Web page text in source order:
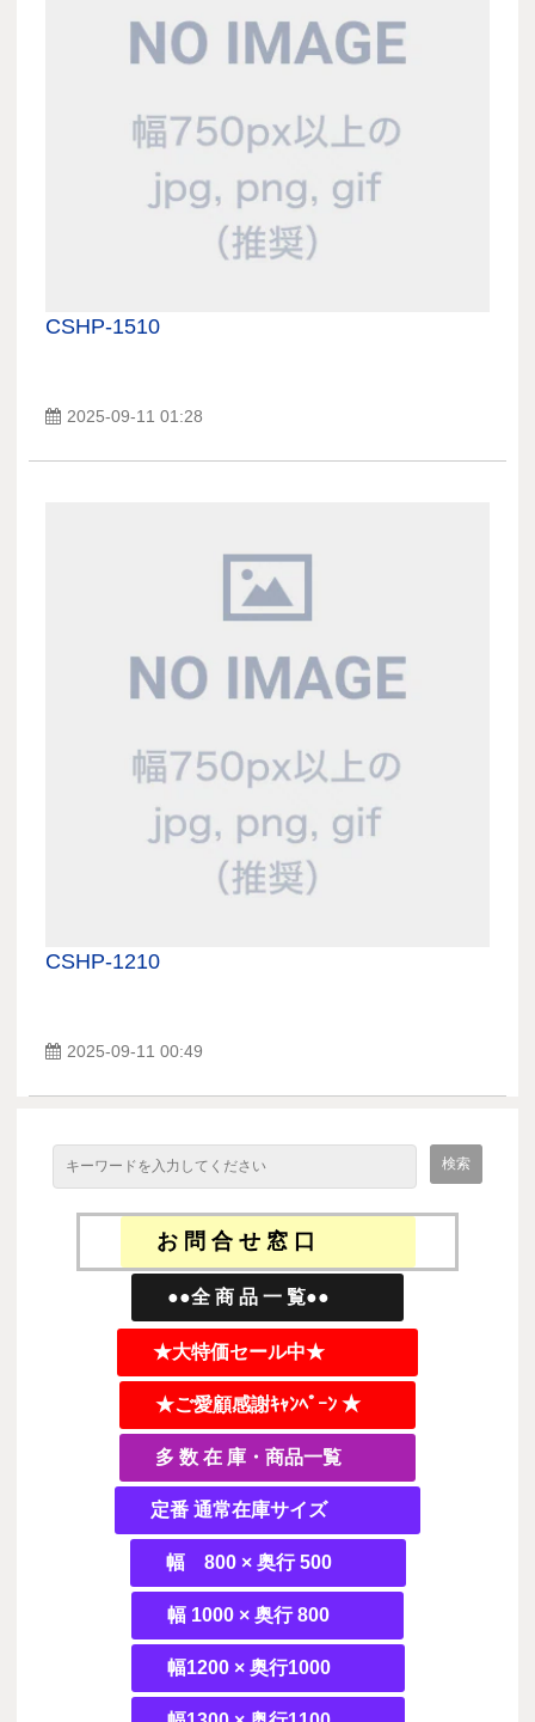
CSHP-1510
2025-09-11 01:28
CSHP-1210
2025-09-11 00:49
お 問 合 せ 窓 口
●●全 商 品 一 覧●●
★大特価セール中★
★ご愛顧感謝ｷｬﾝﾍﾟｰﾝ ★
多 数 在 庫・商品一覧
定番 通常在庫サイズ
幅 800 × 奥行 500
幅 1000 × 奥行 800
幅1200 × 奥行1000